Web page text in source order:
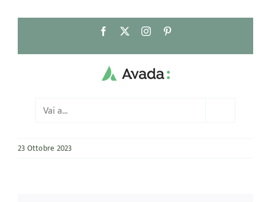
contenuto
Facebook Instagram
Vai a...
23 Ottobre 2023